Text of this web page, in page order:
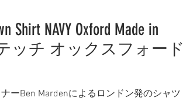
Shirt NAVY Oxford Made in
ッチ オックスフォード
ーBen Mardenによるロンドン発のシャツ